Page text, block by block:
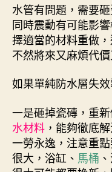
水管有問題，需要砸
同時震動有可能影
擇適當的材料重做
不然將來又麻煩代價
如果單純防水層失
一是砸掉瓷磚，重
水材料 ，能夠徹底
一勞永逸，注意重
很大，浴缸、 馬桶